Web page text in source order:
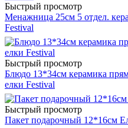
Быстрый просмотр
Менажница 25см 5 отдел.
Festival
Быстрый просмотр
Блюдо 13*34см керамика
елки Festival
Быстрый просмотр
Пакет подарочный 12*16см